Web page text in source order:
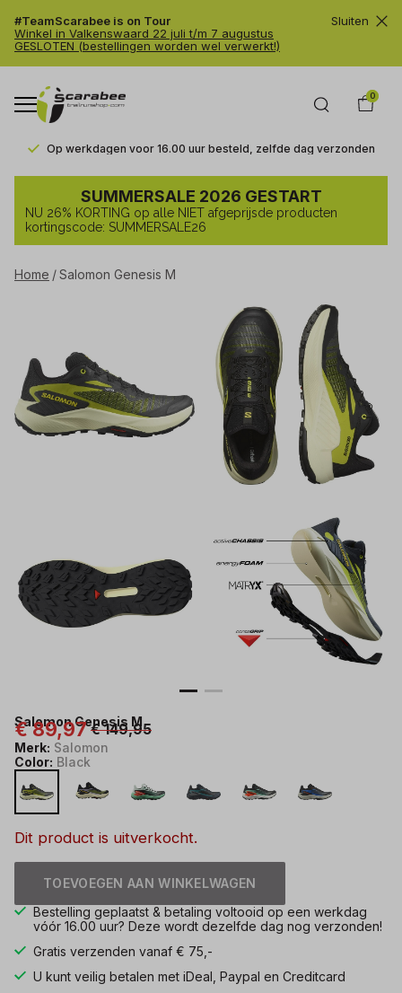
#TeamScarabee is on Tour
Winkel in Valkenswaard 22 juli t/m 7 augustus
GESLOTEN (bestellingen worden wel verwerkt!)
Sluiten
0
Op werkdagen voor 16.00 uur besteld, zelfde dag verzonden
Salomon
Genesis
Trailrunshop
SUMMERSALE 2026 GESTART
NU 26% KORTING op alle NIET afgeprijsde producten
kortingscode: SUMMERSALE26
Home Salomon Genesis M
Salomon Genesis M
€ 89,97 € 149,95
Merk: Salomon
Color: Black
Dit product is uitverkocht.
TOEVOEGEN AAN WINKELWAGEN
Bestelling geplaatst & betaling voltooid op een werkdag
vóór 16.00 uur? Deze wordt dezelfde dag nog verzonden!
Gratis verzenden vanaf € 75,-
U kunt veilig betalen met iDeal, Paypal en Creditcard